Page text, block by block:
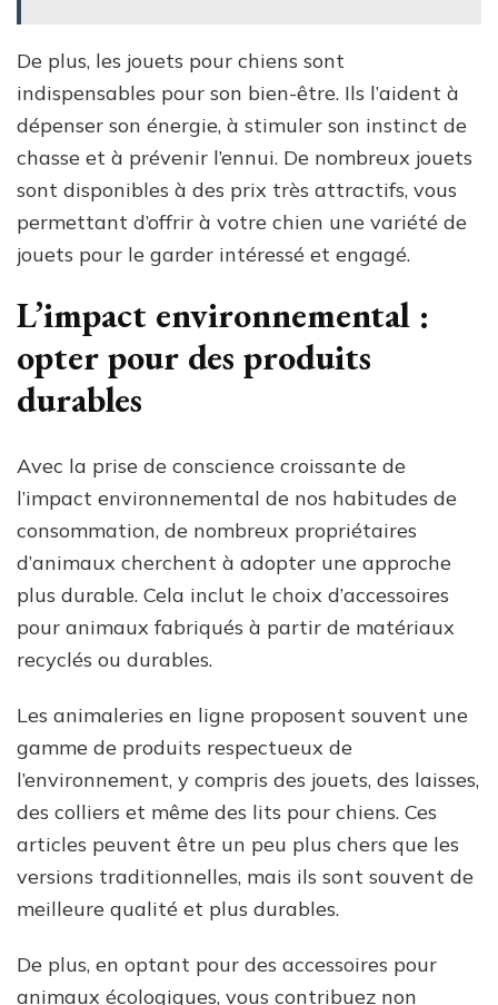
De plus, les jouets pour chiens sont
indispensables pour son bien-être. Ils l’aident à
dépenser son énergie, à stimuler son instinct de
chasse et à prévenir l’ennui. De nombreux jouets
sont disponibles à des prix très attractifs, vous
permettant d’offrir à votre chien une variété de
jouets pour le garder intéressé et engagé.
L’impact environnemental :
opter pour des produits
durables
Avec la prise de conscience croissante de
l’impact environnemental de nos habitudes de
consommation, de nombreux propriétaires
d’animaux cherchent à adopter une approche
plus durable. Cela inclut le choix d’accessoires
pour animaux fabriqués à partir de matériaux
recyclés ou durables.
Les animaleries en ligne proposent souvent une
gamme de produits respectueux de
l’environnement, y compris des jouets, des laisses,
des colliers et même des lits pour chiens. Ces
articles peuvent être un peu plus chers que les
versions traditionnelles, mais ils sont souvent de
meilleure qualité et plus durables.
De plus, en optant pour des accessoires pour
animaux écologiques, vous contribuez non